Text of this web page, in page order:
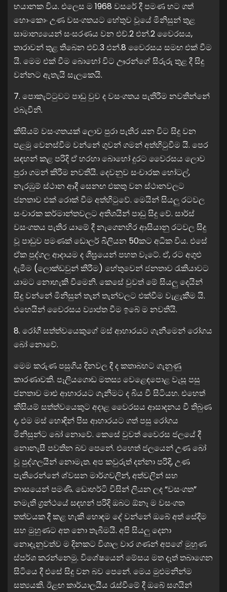
භයානක විය. එලෙස ම 1968 වසරේ දී පමණ හට ගත්
හොංකොං උණ වසංගතයට හේතුව වූයේ මිනිසුන් තුළ
සාමාන්‍යයෙන් සංසරණය වන එච්.2 එන්.2 වෛරසය,
තාරාවන් තුළ තිබෙන එච්.3 එන්.8 වෛරසය සමඟ එක් වීම
යි. මෙම එක් වීම බොහෝ විට ඌරන්ගේ සිරුරු තුළ දී සිදු
වන්නට ඇතැයි සැලකෙයි.
7. පොකැට්ටුවට පාඩු වුව ද වසංගතය පැතිරීම නවතින්නේ
එබැවිනි.
කිසියම් වසංගතයක් ලොව පුරා පැතිර යන විට සිදු වන
පළමු වෙනස්වීම වන්නේ ගුවන් ගමන් අත්හිටුවීම යි. පෙර
සඳහන් කළ පරිදි ඒ හරහා බොහෝ දුරට වෛරසය ලොව
පුරා ගමන් කිරීම නවතියි. දෙවනුව සංචාරක හෝටල්,
නැරඹුම් ස්ථාන ආදී සෙනඟ එකතු වන ස්ථානවලට
ජනතාව එක් රොක් වීම අත්හිටුවේ. මෙයින් සියලු රටවල
සංචාරක කර්මාන්තවලට අතිශයින් පාඩු සිදු වේ. සාර්ස්
වසංගතය පැතිර යාමේ දී නැගෙනහිර ආසියානු රටවල සිදු
වූ පාඩුව පමණක් ඩොලර් බිලියන 50කට අධික විය. එසේ
ඒක පුද්ගල ආදායම ද ශීඝ්‍රයෙන් පහත වැටේ. ඒ, රට අගුළු
දැමීම (ලොක්ඩවුන් කිරීම) හේතුවෙන් ජනතාව රැකියාවට
යාමට නොහැකි වීමෙනි. කෙසේ වුවත් මේ සියලු දෙයින්
සිදු වන්නේ මිනිසුන් තැන් තැන්වලට එක්වීම වැළැකීම යි.
එහෙයින් වෛරසය ව්‍යාප්ත වීම ඉබේ ම නවතියි.
8. රෝගී සත්ත්වයෙකුගේ මස් ආහාරයට ගැනීමෙන් රෝගය
බෝ නොවේ.
මෙම කරුණ පසුගිය දිනවල දී ද කතාබහට ගැනුණු
කාරණාවකි. පෑලියගොඩ මතස්‍ය වෙළෙඳපොළ වැසූ පසු
ජනතාව මාළු ආහාරයට ගැනීමට ද බිය වී සිටියහ. එහෙත්
කිසියම් සත්ත්වයෙකුට අදාළ වෛරසය ආසාදනය වී තිබුණ
ද, එම මස් හොඳින් පිස ආහාරයට ගත් පසු රෝගය
මිනිසුන්ට බෝ නොවේ. කෙසේ වුවත් වෛරස ජලයේ දී
නොනැසී පවතින බව පෙනේ. එහෙත් ජලයෙන් උණ බෝ
වූ පුද්ගලයින් නොමැත. අප කවුරුත් දන්නා පරිදි, උණ
පැතිරෙන්නේ ශ්වසන මාර්ගවලින්, අත්වලින් සහ
නාසයෙන් පමණි. ඩොහර්ටි විසින් ලියන ලද “වසංගත”
නමැති ග්‍රන්ථයේ සඳහන් පරිදි ඔබට ඕනෑ ම වසංගත
තත්වයක දී කළ හැකි හොඳම දේ වන්නේ ඔබේ අත් සේදීම
සහ මුහුණට අත නො තැබීමයි. අපි සියලු දෙනා
නොදැනුවත්ව ම දිනකට විශාල වාර ගණන් අපගේ මුහුණ
ස්පර්ශ කරන්නෙමු. විශේෂයෙන් මේසය මත දෑත් තබාගෙන
සිටියෙ දී එසේ සිදු වන බව පෙනේ. මෙය මුළුමනින්ම
සත්‍යයකි. ඊළඟ කාර්යාලයීය රැස්වීමේ දී ඔබේ සගයින්